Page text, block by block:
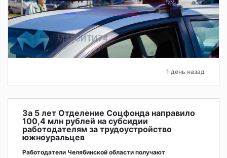
1 день назад
За 5 лет Отделение Соцфонда направило
100,4 млн рублей на субсидии
работодателям за трудоустройство
южноуральцев
Работодатели Челябинской области получают